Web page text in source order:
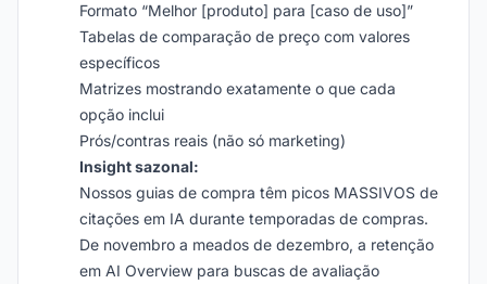
Formato “Melhor [produto] para [caso de uso]”
Tabelas de comparação de preço com valores
específicos
Matrizes mostrando exatamente o que cada
opção inclui
Prós/contras reais (não só marketing)
Insight sazonal:
Nossos guias de compra têm picos MASSIVOS de
citações em IA durante temporadas de compras.
De novembro a meados de dezembro, a retenção
em AI Overview para buscas de avaliação